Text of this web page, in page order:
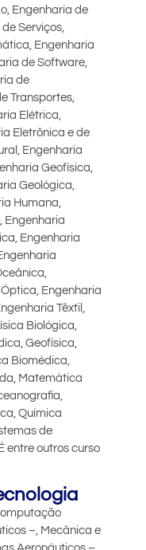
Engenharia de
Serviços,
Engenharia
de Software,
de
Transportes,
Elétrica,
Eletrônica e de
Engenharia
Geofísica,
Geológica,
Humana,
Engenharia
Engenharia
Engenharia
Têxtil,
Biológica,
Geofísica,
Biomédica,
Matemática
Química
de
entre outros curso
–, Mecânica e